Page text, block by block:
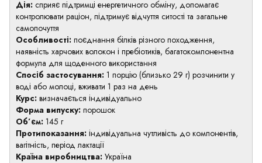
Дія: сприяє підтримці енергетичного обміну, допомагає
контролювати раціон, підтримує відчуття ситості та загальне
самопочуття
Особливості: поєднання білків різного походження,
наявність харчових волокон і пребіотиків, багатокомпонентна
формула для щоденного використання
Спосіб застосування: 1 порцію (близько 29 г) розчинити у
воді або молоці, вживати 1 раз на день
Курс: визначається індивідуально
Форма випуску: порошок
Об’єм: 145 г
Протипоказання: індивідуальна чутливість до компонентів,
вагітність, період лактації
Країна виробництва: Україна